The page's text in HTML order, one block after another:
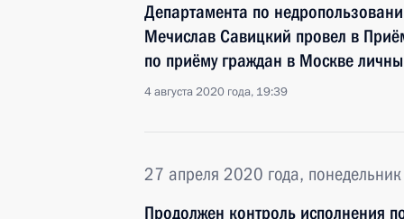
Департамента по
Мечислав Савицкий провел в
по приёму граждан в Москве
4 августа 2020 года, 19:39
27 апреля 2020 года, понедельник
Продолжен контроль исполнения